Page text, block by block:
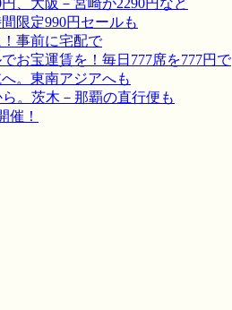
、大阪－宮崎が2290円など
限定990円セールも
事前に宅配で
お宝運賃を！毎日777席を777円で
。東南アジアへも
。茨木－那覇の直行便も
催！